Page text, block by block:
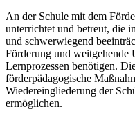
An der Schule mit dem
unterrichtet und betreut, die
und schwerwiegend
Förderung und weitgehende
Lernprozessen benötigen.
förderpädagogische
Wiedereingliederung der
ermöglichen.